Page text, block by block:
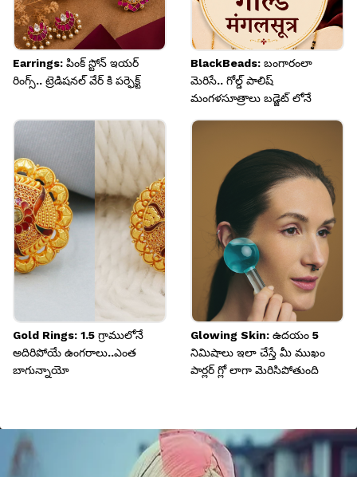
Earrings: పింక్ స్టోన్ ఇయర్
రింగ్స్.. ట్రెడిషనల్ వేర్ కి పర్ఫెక్ట్
BlackBeads: బంగారంలా
మెరిసే.. గోల్డ్ పాలిష్
మంగళసూత్రాలు బడ్జెట్ లోనే
Gold Rings: 1.5 గ్రాములోనే
అదిరిపోయే ఉంగరాలు..ఎంత
బాగున్నాయో
Glowing Skin: ఉదయం 5
నిమిషాలు ఇలా చేస్తే మీ ముఖం
పార్లర్ గ్లో లాగా మెరిసిపోతుంది